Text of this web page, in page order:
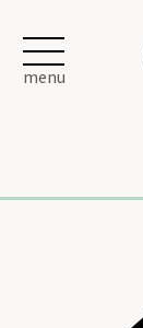
menu